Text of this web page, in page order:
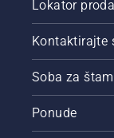
Lokator
Kontaktirajte
Soba za
Ponude